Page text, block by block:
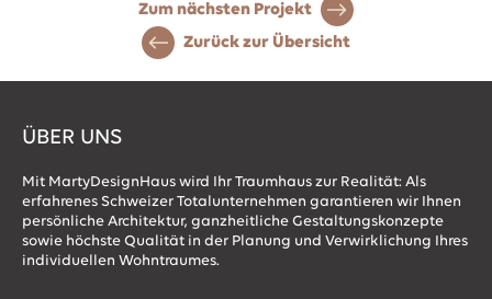
Zurück zur Übersicht
Zum nächsten Projekt
ÜBER UNS
Mit MartyDesignHaus wird Ihr Traumhaus zur Realität: Als
erfahrenes Schweizer Totalunternehmen garantieren wir Ihnen
persönliche Architektur, ganzheitliche Gestaltungskonzepte
sowie höchste Qualität in der Planung und Verwirklichung Ihres
individuellen Wohntraumes.